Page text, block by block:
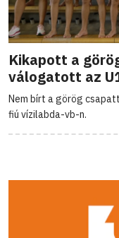
Kikapott a
válogatott az
Nem bírt a görög
fiú vízilabda-vb-n.